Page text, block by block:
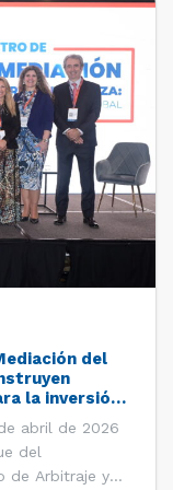
del
la inversión
abril de 2026
del
de Arbitraje y